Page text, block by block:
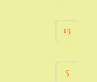
13
5